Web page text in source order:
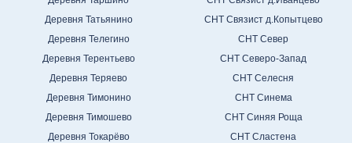
Деревня Татьянино
Деревня Телегино
Деревня Терентьево
Деревня Теряево
Деревня Тимонино
Деревня Тимошево
Деревня Токарёво
СНТ Связист д.Копытцево
СНТ Север
СНТ Северо-Запад
СНТ Селесня
СНТ Синема
СНТ Синяя Роща
СНТ Сластена